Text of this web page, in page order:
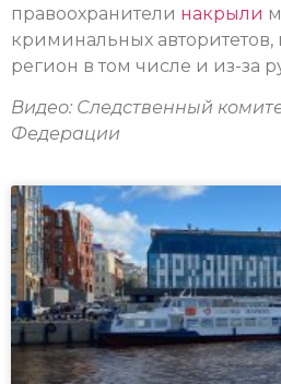
правоохранители накрыли
криминальных
регион в том числе и из-за
Видео: Следственный
Федерации